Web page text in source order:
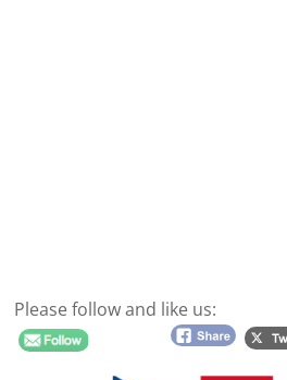
Please follow and like us: